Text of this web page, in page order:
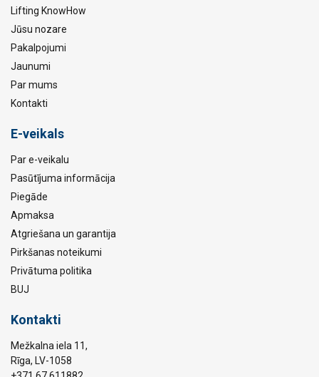
Lifting KnowHow
Jūsu nozare
Pakalpojumi
Jaunumi
Par mums
Kontakti
E-veikals
Par e-veikalu
Pasūtījuma informācija
Piegāde
Apmaksa
Atgriešana un garantija
Pirkšanas noteikumi
Privātuma politika
BUJ
Kontakti
Mežkalna iela 11,
Rīga, LV-1058